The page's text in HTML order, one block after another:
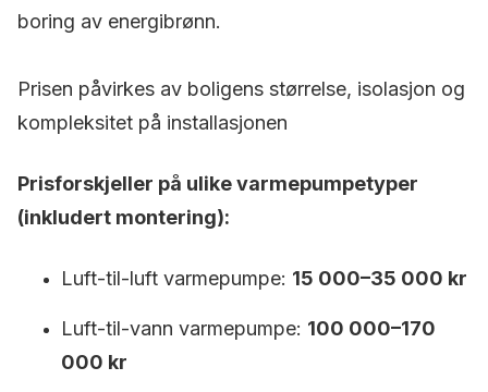
boring av energibrønn.
Prisen påvirkes av boligens størrelse, isolasjon og
kompleksitet på installasjonen
Prisforskjeller på ulike varmepumpetyper
(inkludert montering):
Luft-til-luft varmepumpe: 15 000–35 000 kr
Luft-til-vann varmepumpe: 100 000–170
000 kr